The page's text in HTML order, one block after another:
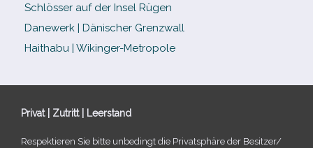
Schlösser auf der Insel Rügen
Danewerk | Dänischer Grenzwall
Haithabu | Wikinger-Metropole
Privat | Zutritt | Leerstand
Respektieren Sie bitte unbe­dingt die Privatsphäre der Besitzer/​